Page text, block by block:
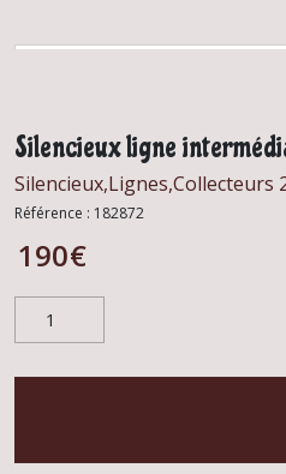
Silencieux ligne
Silencieux,Lignes,Collecteurs
Référence : 182872
190€